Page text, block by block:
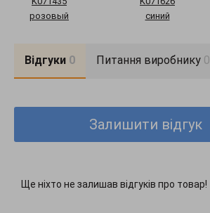
розовый
синий
Відгуки 0 Питання виробнику 0
Залишити відгук
Ще ніхто не залишав відгуків про товар!